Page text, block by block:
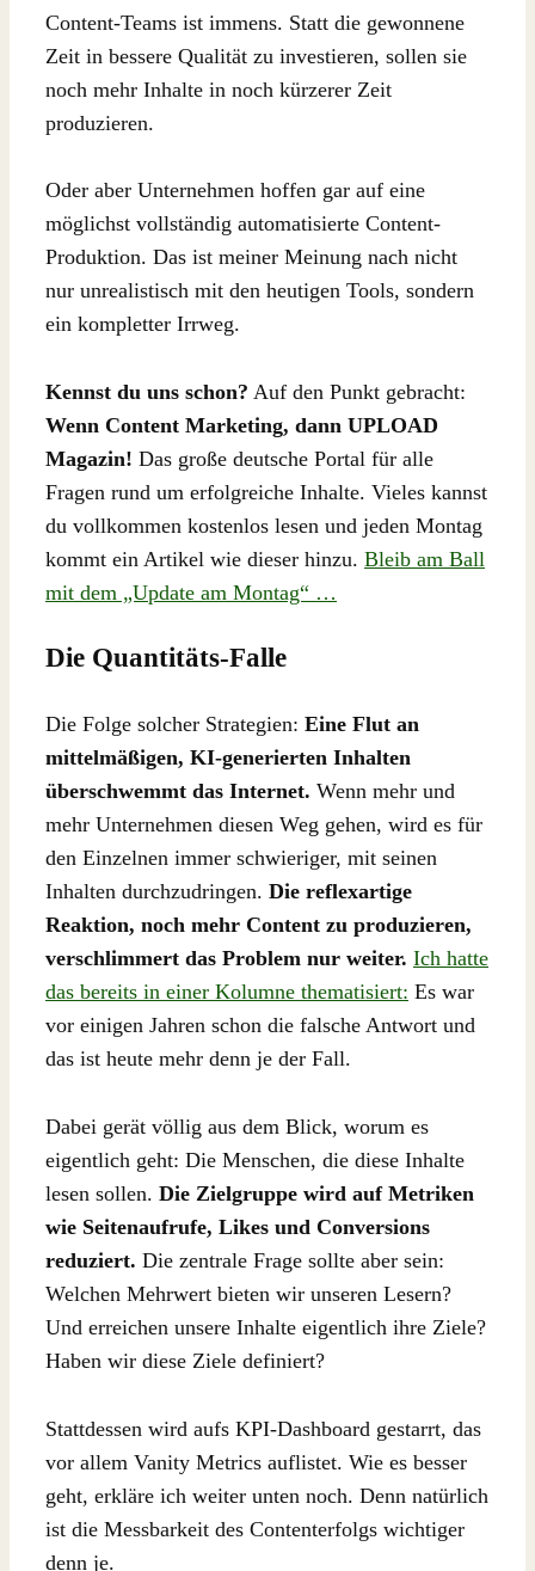
Content-Teams ist immens. Statt die gewonnene
Zeit in bessere Qualität zu investieren, sollen sie
noch mehr Inhalte in noch kürzerer Zeit
produzieren.
Oder aber Unternehmen hoffen gar auf eine
möglichst vollständig automatisierte Content-
Produktion. Das ist meiner Meinung nach nicht
nur unrealistisch mit den heutigen Tools, sondern
ein kompletter Irrweg.
Kennst du uns schon? Auf den Punkt gebracht:
Wenn Content Marketing, dann UPLOAD
Magazin! Das große deutsche Portal für alle
Fragen rund um erfolgreiche Inhalte. Vieles kannst
du vollkommen kostenlos lesen und jeden Montag
kommt ein Artikel wie dieser hinzu. Bleib am Ball
mit dem „Update am Montag“ …
Die Quantitäts-Falle
Die Folge solcher Strategien: Eine Flut an
mittelmäßigen, KI-generierten Inhalten
überschwemmt das Internet. Wenn mehr und
mehr Unternehmen diesen Weg gehen, wird es für
den Einzelnen immer schwieriger, mit seinen
Inhalten durchzudringen. Die reflexartige
Reaktion, noch mehr Content zu produzieren,
verschlimmert das Problem nur weiter. Ich hatte
das bereits in einer Kolumne thematisiert: Es war
vor einigen Jahren schon die falsche Antwort und
das ist heute mehr denn je der Fall.
Dabei gerät völlig aus dem Blick, worum es
eigentlich geht: Die Menschen, die diese Inhalte
lesen sollen. Die Zielgruppe wird auf Metriken
wie Seitenaufrufe, Likes und Conversions
reduziert. Die zentrale Frage sollte aber sein:
Welchen Mehrwert bieten wir unseren Lesern?
Und erreichen unsere Inhalte eigentlich ihre Ziele?
Haben wir diese Ziele definiert?
Stattdessen wird aufs KPI-Dashboard gestarrt, das
vor allem Vanity Metrics auflistet. Wie es besser
geht, erkläre ich weiter unten noch. Denn natürlich
ist die Messbarkeit des Contenterfolgs wichtiger
denn je.